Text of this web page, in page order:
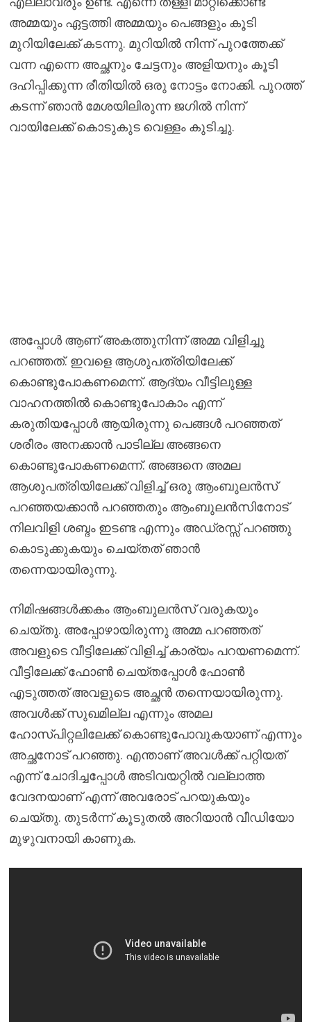
അമ്മയും ഏട്ടത്തി അമ്മയും പെങ്ങളും കൂടി
മുറിയിലേക്ക് കടന്നു. മുറിയിൽ നിന്ന് പുറത്തേക്ക്
വന്ന എന്നെ അച്ഛനും ചേട്ടനും അളിയനും കൂടി
ദഹിപ്പിക്കുന്ന രീതിയിൽ ഒരു നോട്ടം നോക്കി. പുറത്ത്
കടന്ന് ഞാൻ മേശയിലിരുന്ന ജഗിൽ നിന്ന്
വായിലേക്ക് കൊടുകുട വെള്ളം കുടിച്ചു.
അപ്പോൾ ആണ് അകത്തുനിന്ന് അമ്മ വിളിച്ചു
പറഞ്ഞത്. ഇവളെ ആശുപത്രിയിലേക്ക്
കൊണ്ടുപോകണമെന്ന്. ആദ്യം വീട്ടിലുള്ള
വാഹനത്തിൽ കൊണ്ടുപോകാം എന്ന്
കരുതിയപ്പോൾ ആയിരുന്നു പെങ്ങൾ പറഞ്ഞത്
ശരീരം അനക്കാൻ പാടില്ല അങ്ങനെ
കൊണ്ടുപോകണമെന്ന്. അങ്ങനെ അമല
ആശുപത്രിയിലേക്ക് വിളിച്ച് ഒരു ആംബുലൻസ്
പറഞ്ഞയക്കാൻ പറഞ്ഞതും ആംബുലൻസിനോട്
നിലവിളി ശബ്ദം ഇടണ്ട എന്നും അഡ്രസ്സ് പറഞ്ഞു
കൊടുക്കുകയും ചെയ്തത് ഞാൻ
തന്നെയായിരുന്നു.
നിമിഷങ്ങൾക്കകം ആംബുലൻസ് വരുകയും
ചെയ്തു. അപ്പോഴായിരുന്നു അമ്മ പറഞ്ഞത്
അവളുടെ വീട്ടിലേക്ക് വിളിച്ച് കാര്യം പറയണമെന്ന്.
വീട്ടിലേക്ക് ഫോൺ ചെയ്തപ്പോൾ ഫോൺ
എടുത്തത് അവളുടെ അച്ഛൻ തന്നെയായിരുന്നു.
അവൾക്ക് സുഖമില്ല എന്നും അമല
ഹോസ്പിറ്റലിലേക്ക് കൊണ്ടുപോവുകയാണ് എന്നും
അച്ഛനോട് പറഞ്ഞു. എന്താണ് അവൾക്ക് പറ്റിയത്
എന്ന് ചോദിച്ചപ്പോൾ അടിവയറ്റിൽ വല്ലാത്ത
വേദനയാണ് എന്ന് അവരോട് പറയുകയും
ചെയ്തു. തുടർന്ന് കൂടുതൽ അറിയാൻ വീഡിയോ
മുഴുവനായി കാണുക.